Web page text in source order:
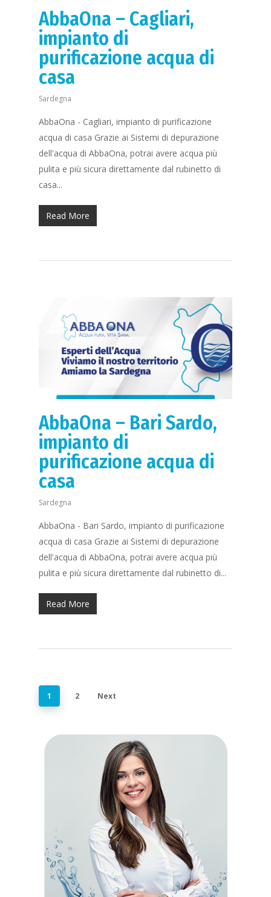
AbbaOna – Cagliari,
impianto di
purificazione acqua di
casa
Sardegna
AbbaOna - Cagliari, impianto di purificazione
acqua di casa Grazie ai Sistemi di depurazione
dell'acqua di AbbaOna, potrai avere acqua più
pulita e più sicura direttamente dal rubinetto di
casa...
Read More
AbbaOna – Bari Sardo,
impianto di
purificazione acqua di
casa
Sardegna
AbbaOna - Bari Sardo, impianto di purificazione
acqua di casa Grazie ai Sistemi di depurazione
dell'acqua di AbbaOna, potrai avere acqua più
pulita e più sicura direttamente dal rubinetto di...
Read More
1 2 Next